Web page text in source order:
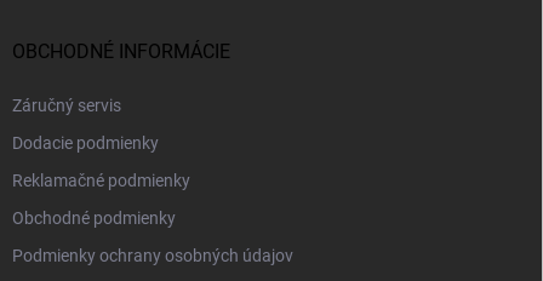
OBCHODNÉ INFORMÁCIE
Záručný servis
Dodacie podmienky
Reklamačné podmienky
Obchodné podmienky
Podmienky ochrany osobných údajov